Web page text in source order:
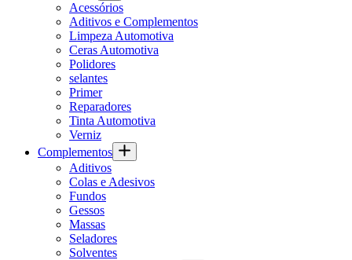
Acessórios
Aditivos e Complementos
Limpeza Automotiva
Ceras Automotiva
Polidores
selantes
Primer
Reparadores
Tinta Automotiva
Verniz
Complementos
Aditivos
Colas e Adesivos
Fundos
Gessos
Massas
Seladores
Solventes